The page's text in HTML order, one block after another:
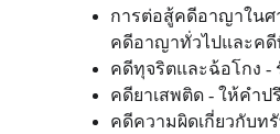
การต่อสู้คดีอาญาในศ
คดีอาญาทั่วไปและคดี
คดีทุจริตและฉ้อโกง -
คดียาเสพติด - ให้คำป
คดีความผิดเกี่ยวกับท